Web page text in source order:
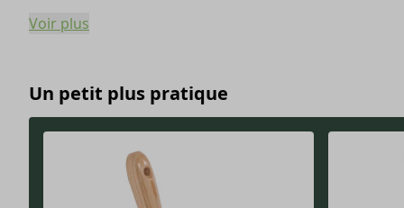
Voir plus
Un petit plus pratique